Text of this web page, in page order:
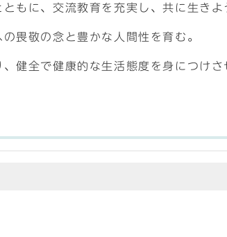
もに、交流教育を充実し、共に生きよ
畏敬の念と豊かな人間性を育む。
健全で健康的な生活態度を身につけさ